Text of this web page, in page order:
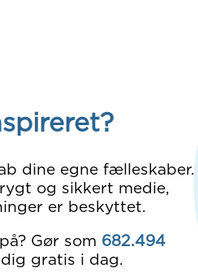
dine egne fælleskaber.
og sikkert medie,
er beskyttet.
Gør som 682.494
gratis i dag.